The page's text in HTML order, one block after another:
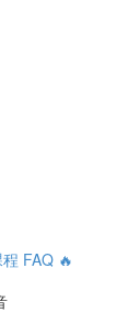
FAQ 🔥